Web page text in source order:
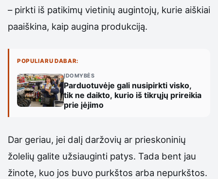
– pirkti iš patikimų vietinių augintojų, kurie aiškiai
paaiškina, kaip augina produkciją.
POPULIARU DABAR:
ĮDOMYBĖS
Parduotuvėje gali nusipirkti visko,
tik ne daikto, kurio iš tikrųjų prireikia
prie įėjimo
Dar geriau, jei dalį daržovių ar prieskoninių
žolelių galite užsiauginti patys. Tada bent jau
žinote, kuo jos buvo purkštos arba nepurkštos.